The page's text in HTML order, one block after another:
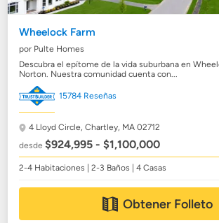
Wheelock Farm
por Pulte Homes
Descubra el epítome de la vida suburbana en
Norton. Nuestra comunidad cuenta con...
15784 Reseñas
4 Lloyd Circle,Chartley, MA 02712
desde$924,995 - $1,100,000
2-4 Habitaciones | 2-3 Baños | 4 Casas
Obtener Folleto